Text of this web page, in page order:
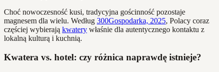
Choć nowoczesność kusi, tradycyjna gościnność pozostaje
magnesem dla wielu. Według 300Gospodarka, 2025, Polacy coraz
częściej wybierają kwatery właśnie dla autentycznego kontaktu z
lokalną kulturą i kuchnią.
Kwatera vs. hotel: czy różnica naprawdę istnieje?